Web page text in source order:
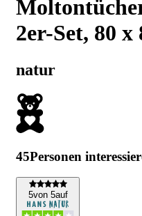
2er-Set, 80 x
natur
45Personen
5von 5auf